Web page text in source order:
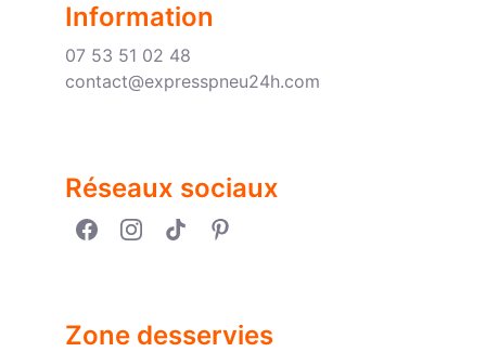
Information
07 53 51 02 48
contact@expresspneu24h.com
Zone desservies
Réseaux sociaux